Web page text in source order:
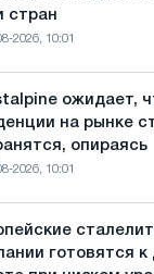
стран
2026, 10:01
ожидает,
на рынке
опираясь
2026, 10:01
готовятся к